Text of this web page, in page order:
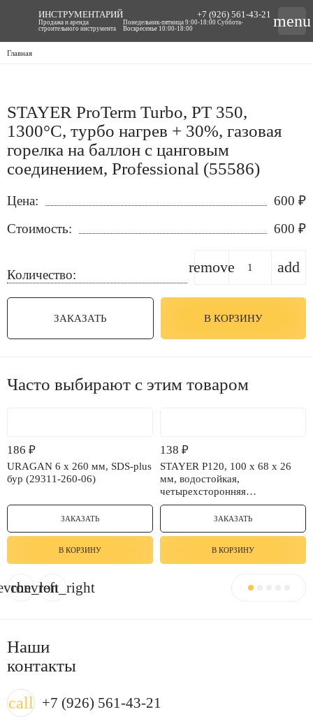
Главная
STAYER ProTerm Turbo, PT 350,
1300°C, турбо нагрев + 30%, газовая
горелка на баллон с цанговым
соединением, Professional (55586)
Цена: 600 ₽
Стоимость:
600 ₽
Количество: remove add
ЗАКАЗАТЬ В КОРЗИНУ
Часто выбирают с этим товаром
186 ₽
URAGAN 6 х 260 мм, SDS-plus
бур (29311-260-06)
ЗАКАЗАТЬ
В КОРЗИНУ
138 ₽
STAYER Р120, 100 х 68 х 26
мм, водостойкая,
четырехсторонняя
шлифовальная губка (3560-1)
ЗАКАЗАТЬ
В КОРЗИНУ
chevron_right
Наши
контакты
call +7 (926) 561-43-21
ИНСТРУМЕНТАРИЙ
Продажа и аренда
строительного инструмента
+7 (926) 561-43-21
Понедельник-пятница 9:00-18:00 Суббота-
Воскресенье 10:00-18:00
menu